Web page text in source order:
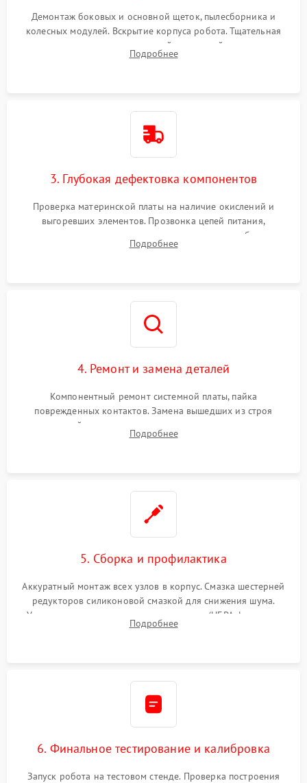
Демонтаж боковых и основной щеток, пылесборника и
колесных модулей. Вскрытие корпуса робота. Тщательная
очистка внутренних полостей, шестерней и плат от
скопившейся пыли, волос и шерсти животных с
Подробнее
3. Глубокая дефектовка компонентов
Проверка материнской платы на наличие окислений и
выгоревших элементов. Прозвонка цепей питания,
тестирование приводных моторов колес и турбины
всасывания. Оценка состояния оптических и инфракрасных
Подробнее
4. Ремонт и замена деталей
Компонентный ремонт системной платы, пайка
поврежденных контактов. Замена вышедших из строя
двигателей, изношенного аккумулятора, неисправного
лидара или помпы подачи воды. Восстановление шлейфов и
Подробнее
5. Сборка и профилактика
Аккуратный монтаж всех узлов в корпус. Смазка шестерней
редукторов силиконовой смазкой для снижения шума.
Установка новых расходных материалов (HEPA-фильтров,
микрофибры, щеток). Надежная фиксация разъемов и
Подробнее
6. Финальное тестирование и калибровка
Запуск робота на тестовом стенде. Проверка построения